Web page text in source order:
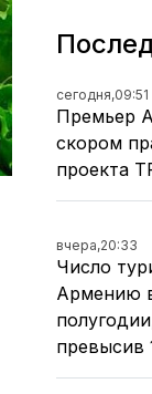
сегодня,09:51
Премьер
скором
проекта
вчера,20:33
Число
Армению
превысив